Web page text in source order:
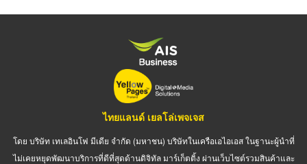
ไทยแลนด์ เยลโล่เพจเจส
โดย บริษัท เทเลอินโฟ มีเดีย จำกัด (มหาชน) บริษัทในเครือเอไอเอส ในฐานะผู้นำที่
ไม่เคยหยุดพัฒนาบริการที่ดีที่สุดด้านดิจิทัล มาร์เก็ตติ้ง ผ่านเว็บไซต์รวมสินค้าและ